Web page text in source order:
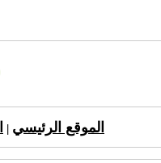
الموقع الرئيسي